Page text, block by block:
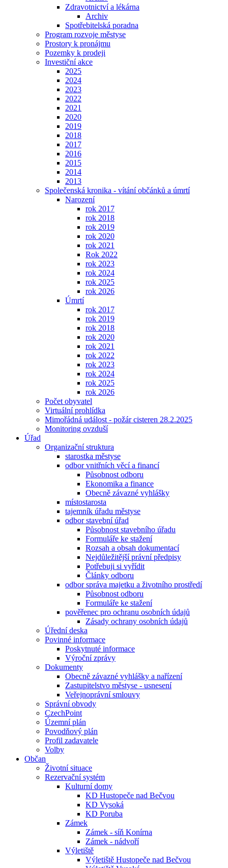
Zdravotnictví a lékárna
Archiv
Spotřebitelská poradna
Program rozvoje městyse
Prostory k pronájmu
Pozemky k prodeji
Investiční akce
2025
2024
2023
2022
2021
2020
2019
2018
2017
2016
2015
2014
2013
Společenská kronika - vítání občánků a úmrtí
Narození
rok 2017
rok 2018
rok 2019
rok 2020
rok 2021
Rok 2022
rok 2023
rok 2024
rok 2025
rok 2026
Úmrtí
rok 2017
rok 2019
rok 2018
rok 2020
rok 2021
rok 2022
rok 2023
rok 2024
rok 2025
rok 2026
Počet obyvatel
Virtuální prohlídka
Mimořádná událost - požár cisteren 28.2.2025
Monitoring ovzduší
Úřad
Organizační struktura
starostka městyse
odbor vnitřních věcí a financí
Působnost odboru
Ekonomika a finance
Obecně závazné vyhlášky
místostarosta
tajemník úřadu městyse
odbor stavební úřad
Působnost stavebního úřadu
Formuláře ke stažení
Rozsah a obsah dokumentací
Nejdůležitější právní předpisy
Potřebuji si vyřídit
Články odboru
odbor správa majetku a životního prostředí
Působnost odboru
Formuláře ke stažení
pověřenec pro ochranu osobních údajů
Zásady ochrany osobních údajů
Úřední deska
Povinné informace
Poskytnuté informace
Výroční zprávy
Dokumenty
Obecně závazné vyhlášky a nařízení
Zastupitelstvo městyse - usnesení
Veřejnoprávní smlouvy
Správní obvody
CzechPoint
Územní plán
Povodňový plán
Profil zadavatele
Volby
Občan
Životní situace
Rezervační systém
Kulturní domy
KD Hustopeče nad Bečvou
KD Vysoká
KD Poruba
Zámek
Zámek - síň Konírna
Zámek - nádvoří
Výletiště
Výletiště Hustopeče nad Bečvou